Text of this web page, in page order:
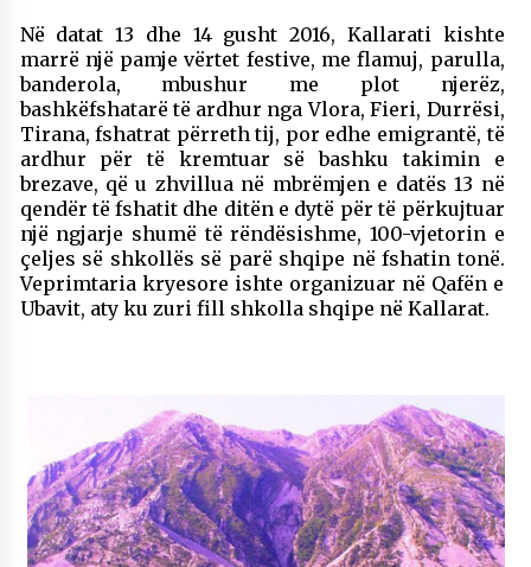
RINDËRTIMIN E VENDIT – NGA ÇIZE XHAFERAJ
22/09/2025
– ËNGJËLL HASIMAJ – “KUJTIMET E MIA PËR
KALLARATIN SI MËSUES I MATEMATIKËS, POR
EDHE SI NJË BANOR I PËRKOHSHËM I TIJ”
12/09/2025
Gazeta Kallarati nr. 114
06/02/2025
Në datat 13 dhe 14 gusht 2016, Kallarati kishte
marrë një pamje vërtet festive, me flamuj, parulla,
banderola, mbushur me plot njerëz,
bashkëfshatarë të ardhur nga Vlora, Fieri, Durrësi,
Tirana, fshatrat përreth tij, por edhe emigrantë, të
ardhur për të kremtuar së bashku takimin e
brezave, që u zhvillua në mbrëmjen e datës 13 në
qendër të fshatit dhe ditën e dytë për të përkujtuar
një ngjarje shumë të rëndësishme, 100-vjetorin e
çeljes së shkollës së parë shqipe në fshatin tonë.
Veprimtaria kryesore ishte organizuar në Qafën e
Ubavit, aty ku zuri fill shkolla shqipe në Kallarat.